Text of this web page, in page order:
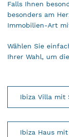
Falls Ihnen
besonders am
Immobilien-Art
Wählen Sie
Ihrer Wahl, um
Ibiza Villa mit
Ibiza Haus